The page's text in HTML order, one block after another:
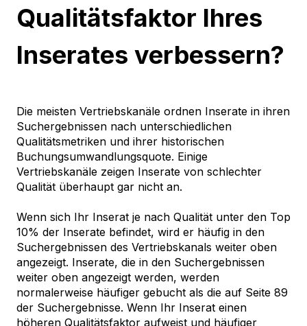
Qualitätsfaktor Ihres
Inserates verbessern?
Die meisten Vertriebskanäle ordnen Inserate in ihren
Suchergebnissen nach unterschiedlichen
Qualitätsmetriken und ihrer historischen
Buchungsumwandlungsquote. Einige
Vertriebskanäle zeigen Inserate von schlechter
Qualität überhaupt gar nicht an.
Wenn sich Ihr Inserat je nach Qualität unter den Top
10% der Inserate befindet, wird er häufig in den
Suchergebnissen des Vertriebskanals weiter oben
angezeigt. Inserate, die in den Suchergebnissen
weiter oben angezeigt werden, werden
normalerweise häufiger gebucht als die auf Seite 89
der Suchergebnisse. Wenn Ihr Inserat einen
höheren Qualitätsfaktor aufweist und häufiger